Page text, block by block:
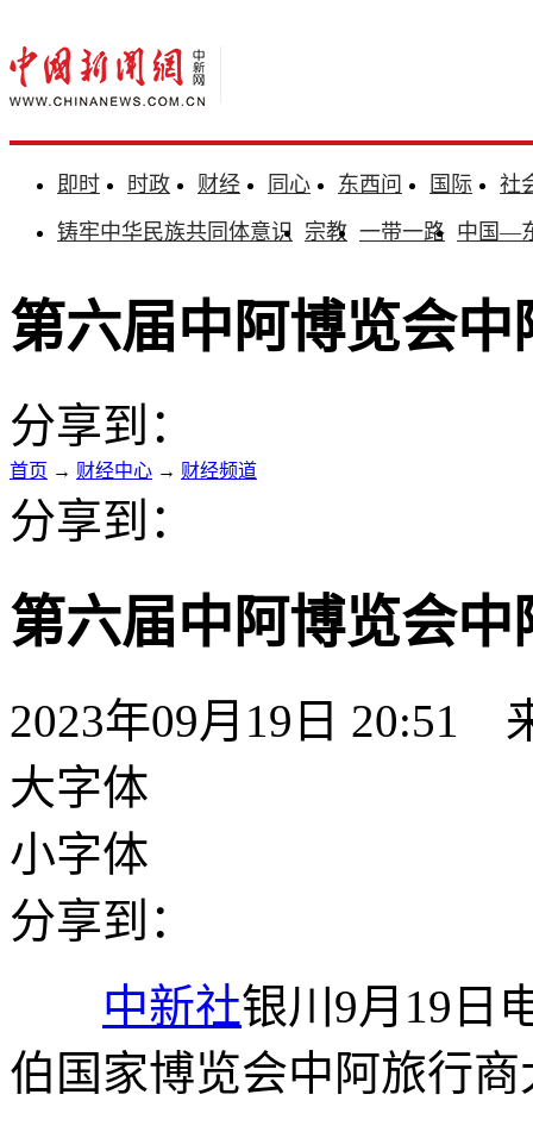
即时 时政 财经 同心 东西问 国际
社
铸牢中华民族共同体意识 宗教 一带一路 中国—
第六届中阿博览会
分享到：
首页 → 财经中心 → 财经频道
分享到：
第六届中阿博览会
2023年09月19日 20:51
大字体
小字体
分享到：
中新社银川9月19日
伯国家博览会中阿旅行